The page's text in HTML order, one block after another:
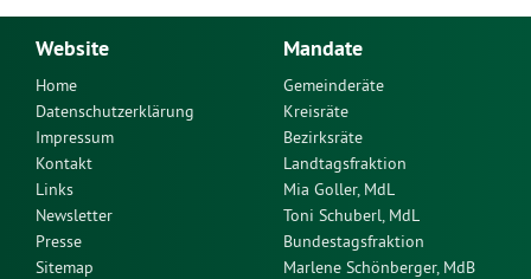
Website
Home
Datenschutzerklärung
Impressum
Kontakt
Links
Newsletter
Presse
Sitemap
Mandate
Gemeinderäte
Kreisräte
Bezirksräte
Landtagsfraktion
Mia Goller, MdL
Toni Schuberl, MdL
Bundestagsfraktion
Marlene Schönberger, MdB